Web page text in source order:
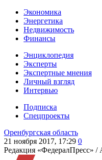
Экономика
Энергетика
Недвижимость
Финансы
Энциклопедия
Эксперты
Экспертные мнения
Личный взгляд
Интервью
Подписка
Спецпроекты
Оренбургская область
21 ноября 2017, 17:29 0
Редакция «ФедералПресс» /